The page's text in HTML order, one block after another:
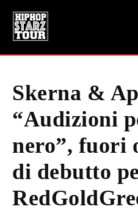
Skerna &
“Audizioni
nero”, fuori
di debutto